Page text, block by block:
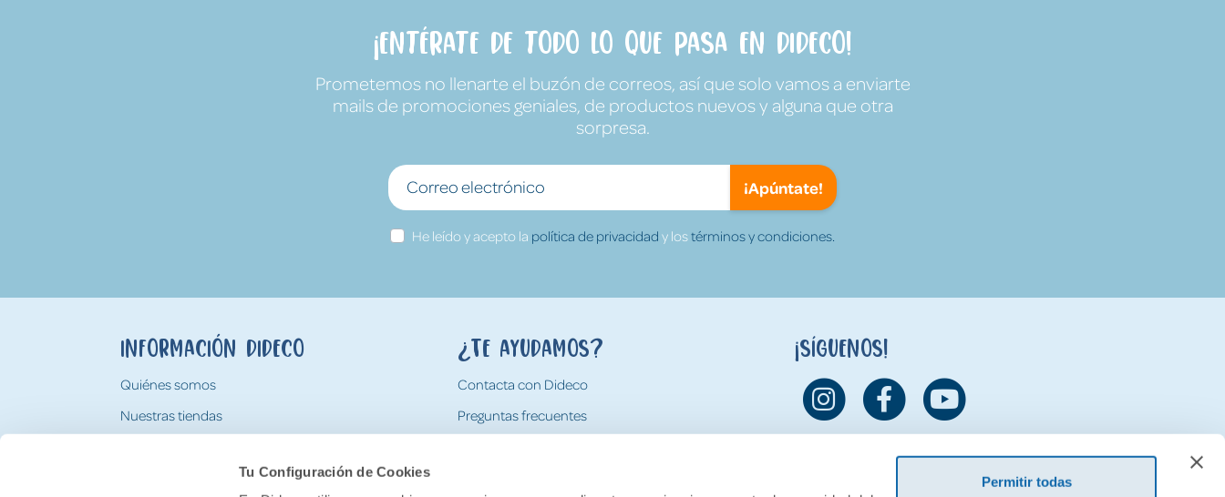
Tu Configuración de Cookies
Permitir todas
¡Entérate de todo lo que pasa en Dideco!
Prometemos no llenarte el buzón de correos, así que solo vamos a enviarte
mails de promociones geniales, de productos nuevos y alguna que otra
sorpresa.
¡Apúntate!
He leído y acepto la política de privacidad y lostérminos y condiciones.
Información Dideco
Quiénes somos
Nuestras tiendas
Tarjeta Regalo Dideco
¿Te ayudamos?
Contacta con Dideco
Preguntas frecuentes
¡Síguenos!